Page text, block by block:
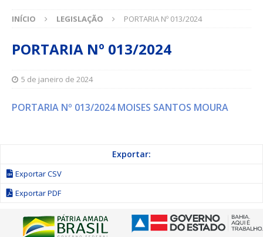
INÍCIO LEGISLAÇÃO PORTARIA Nº 013/2024
PORTARIA Nº 013/2024
5 de janeiro de 2024
PORTARIA Nº 013/2024 MOISES SANTOS MOURA
Exportar:
Exportar CSV
Exportar PDF